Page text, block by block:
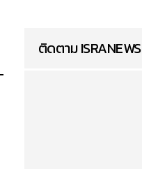
ติดตาม ISRANEWS